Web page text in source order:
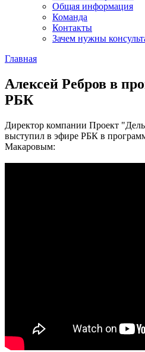
Общая информация
Команда
Контакты
Зачем нужны
Главная
Алексей Ребров в
РБК
Директор компании Проект
выступил в эфире РБК в
Макаровым: